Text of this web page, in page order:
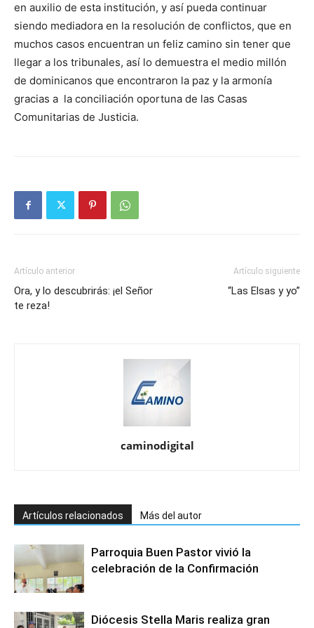
en auxilio de esta institución, y así pueda continuar
siendo mediadora en la resolución de conflictos, que en
muchos casos encuentran un feliz camino sin tener que
llegar a los tribunales, así lo demuestra el medio millón
de dominicanos que encontraron la paz y la armonía
gracias a la conciliación oportuna de las Casas
Comunitarias de Justicia.
Artículo anterior
Ora, y lo descubrirás: ¡el Señor
te reza!
Artículo siguiente
“Las Elsas y yo”
caminodigital
Artículos relacionados Más del autor
Parroquia Buen Pastor vivió la
celebración de la Confirmación
Diócesis Stella Maris realiza gran